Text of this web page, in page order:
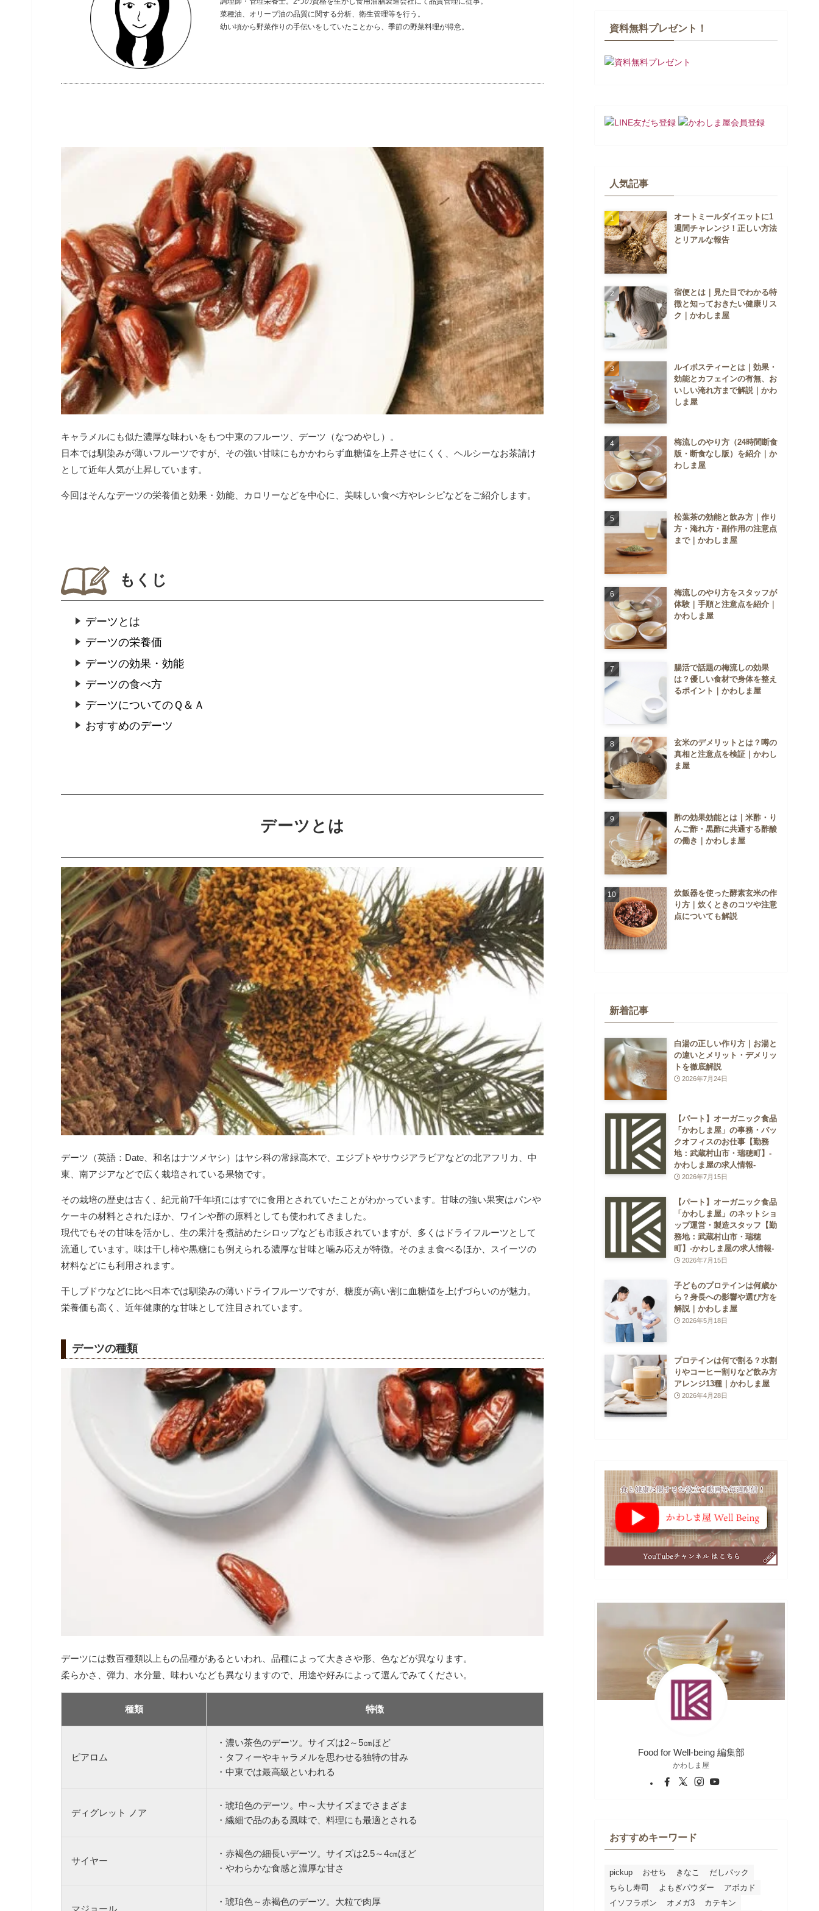
菜種油、オリーブ油の品質に関する分析、衛生管理等を行う。
幼い頃から野菜作りの手伝いをしていたことから、季節の野菜料理が得意。
キャラメルにも似た濃厚な味わいをもつ中東のフルーツ、デーツ（なつめやし）。
日本では馴染みが薄いフルーツですが、その強い甘味にもかかわらず血糖値を上昇させにくく、ヘルシーなお茶請け
として近年人気が上昇しています。
今回はそんなデーツの栄養価と効果・効能、カロリーなどを中心に、美味しい食べ方やレシピなどをご紹介します。
もくじ
デーツとは
デーツの栄養価
デーツの効果・効能
デーツの食べ方
デーツについてのＱ＆Ａ
おすすめのデーツ
デーツとは
デーツ（英語：Date、和名はナツメヤシ）はヤシ科の常緑高木で、エジプトやサウジアラビアなどの北アフリカ、中
東、南アジアなどで広く栽培されている果物です。
その栽培の歴史は古く、紀元前7千年頃にはすでに食用とされていたことがわかっています。 甘味の強い果実はパンや
ケーキの材料とされたほか、ワインや酢の原料としても使われてきました。
現代でもその甘味を活かし、生の果汁を煮詰めたシロップなども市販されていますが、多くはドライフルーツとして
流通しています。 味は干し柿や黒糖にも例えられる濃厚な甘味と噛み応えが特徴。 そのまま食べるほか、スイーツの
材料などにも利用されます。
干しブドウなどに比べ日本では馴染みの薄いドライフルーツですが、糖度が高い割に血糖値を上げづらいのが魅力。
栄養価も高く、近年健康的な甘味として注目されています。
デーツの種類
デーツには数百種類以上もの品種があるといわれ、品種によって大きさや形、色などが異なります。
柔らかさ、弾力、水分量、味わいなども異なりますので、用途や好みによって選んでみてください。
種類 特徴
ピアロム
・濃い茶色のデーツ。サイズは2～5㎝ほど
・タフィーやキャラメルを思わせる独特の甘み
・中東では最高級といわれる
ディグレット ノア
・琥珀色のデーツ。中～大サイズまでさまざま
・繊細で品のある風味で、料理にも最適とされる
サイヤー
・赤褐色の細長いデーツ。サイズは2.5～4㎝ほど
・やわらかな食感と濃厚な甘さ
マジョール
・琥珀色～赤褐色のデーツ。大粒で肉厚
資料無料プレゼント！
人気記事
オートミールダイエットに1
週間チャレンジ！正しい方法
とリアルな報告
宿便とは｜見た目でわかる特
徴と知っておきたい健康リス
ク｜かわしま屋
ルイボスティーとは｜効果・
効能とカフェインの有無、お
いしい淹れ方まで解説｜かわ
しま屋
梅流しのやり方（24時間断食
版・断食なし版）を紹介｜か
わしま屋
松葉茶の効能と飲み方｜作り
方・淹れ方・副作用の注意点
まで｜かわしま屋
梅流しのやり方をスタッフが
体験｜手順と注意点を紹介｜
かわしま屋
腸活で話題の梅流しの効果
は？優しい食材で身体を整え
るポイント｜かわしま屋
玄米のデメリットとは？噂の
真相と注意点を検証｜かわし
ま屋
酢の効果効能とは｜米酢・り
んご酢・黒酢に共通する酢酸
の働き｜かわしま屋
炊飯器を使った酵素玄米の作
り方｜炊くときのコツや注意
点についても解説
新着記事
白湯の正しい作り方｜お湯と
の違いとメリット・デメリッ
トを徹底解説
2026年7月24日
【パート】オーガニック食品
「かわしま屋」の事務・バッ
クオフィスのお仕事【勤務
地：武蔵村山市・瑞穂町】-
かわしま屋の求人情報-
2026年7月15日
【パート】オーガニック食品
「かわしま屋」のネットショ
ップ運営・製造スタッフ【勤
務地：武蔵村山市・瑞穂
町】-かわしま屋の求人情報-
2026年7月15日
子どものプロテインは何歳か
ら？身長への影響や選び方を
解説｜かわしま屋
2026年5月18日
プロテインは何で割る？水割
りやコーヒー割りなど飲み方
アレンジ13種｜かわしま屋
2026年4月28日
Food for Well-being 編集部
かわしま屋
おすすめキーワード
pickup おせち きなこ
だしパック
ちらし寿司
よもぎパウダー
アボカド
イソフラボン
オメガ3 カテキン